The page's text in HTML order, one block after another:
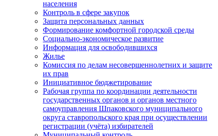
населения
Контроль в сфере закупок
Защита персональных данных
Формирование комфортной городской среды
Социально-экономическое развитие
Информация для освободившихся
Жилье
Комиссия по делам несовершеннолетних и защите
их прав
Инициативное бюджетирование
Рабочая группа по координации деятельности
государственных органов и органов местного
самоуправления Шпаковского муниципального
округа ставропольского края при осуществлении
регистрации (учёта) избирателей